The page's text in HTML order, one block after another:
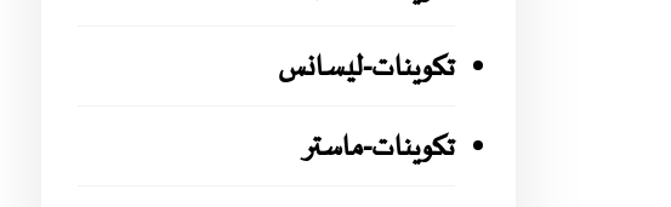
تكوينات-ليسانس
تكوينات-ماستر